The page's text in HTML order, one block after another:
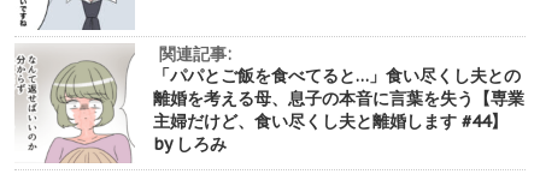
関連記事:
「パパとご飯を食べてると…」食い尽くし夫との
離婚を考える母、息子の本音に言葉を失う【専業
主婦だけど、食い尽くし夫と離婚します #44】
by しろみ